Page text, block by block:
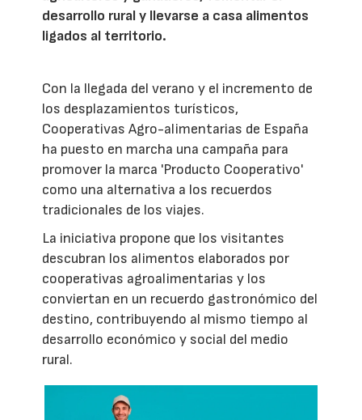
desarrollo rural y llevarse a casa alimentos
ligados al territorio.
Con la llegada del verano y el incremento de
los desplazamientos turísticos,
Cooperativas Agro-alimentarias de España
ha puesto en marcha una campaña para
promover la marca 'Producto Cooperativo'
como una alternativa a los recuerdos
tradicionales de los viajes.
La iniciativa propone que los visitantes
descubran los alimentos elaborados por
cooperativas agroalimentarias y los
conviertan en un recuerdo gastronómico del
destino, contribuyendo al mismo tiempo al
desarrollo económico y social del medio
rural.